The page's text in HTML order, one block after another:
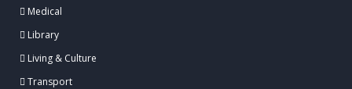
Medical
Library
Living & Culture
Transport